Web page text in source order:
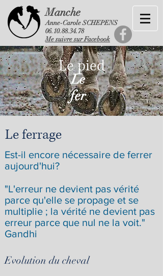
Manche
Anne-Carole SCHEPENS
06.10.88.34.78
Me suivre sur Facebook
Le pied
Le
fer
Le ferrage
Est-il encore nécessaire de ferrer
aujourd'hui?
"L'erreur ne devient pas vérité
parce qu'elle se propage et se
multiplie ; la vérité ne devient pas
erreur parce que nul ne la voit."
Gandhi
Evolution du cheval